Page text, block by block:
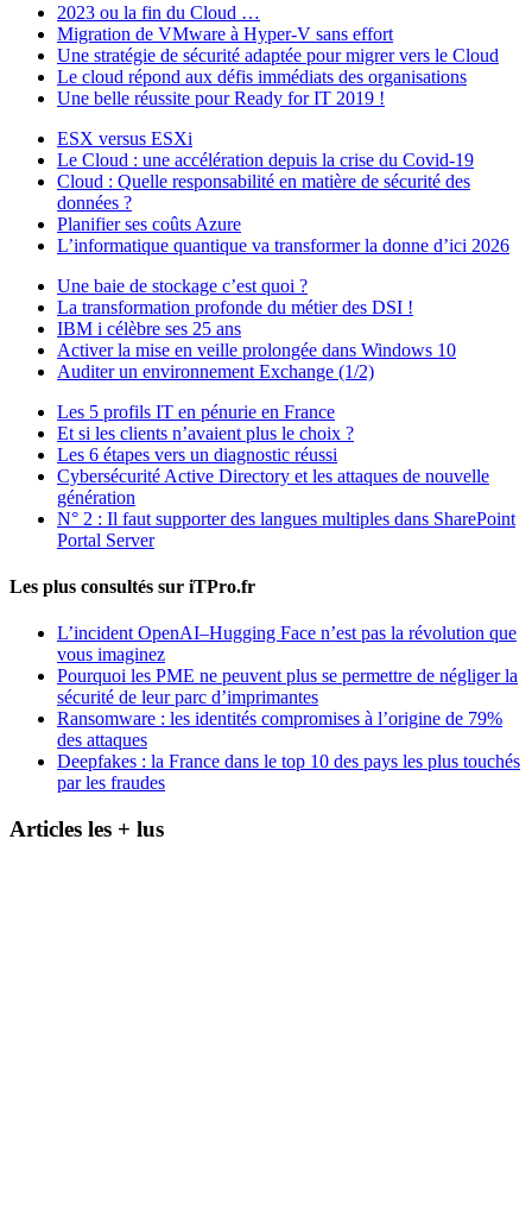
2023 ou la fin du Cloud …
Migration de VMware à Hyper-V sans effort
Une stratégie de sécurité adaptée pour migrer vers le Cloud
Le cloud répond aux défis immédiats des organisations
Une belle réussite pour Ready for IT 2019 !
ESX versus ESXi
Le Cloud : une accélération depuis la crise du Covid-19
Cloud : Quelle responsabilité en matière de sécurité des
données ?
Planifier ses coûts Azure
L’informatique quantique va transformer la donne d’ici 2026
Une baie de stockage c’est quoi ?
La transformation profonde du métier des DSI !
IBM i célèbre ses 25 ans
Activer la mise en veille prolongée dans Windows 10
Auditer un environnement Exchange (1/2)
Les 5 profils IT en pénurie en France
Et si les clients n’avaient plus le choix ?
Les 6 étapes vers un diagnostic réussi
Cybersécurité Active Directory et les attaques de nouvelle
génération
N° 2 : Il faut supporter des langues multiples dans SharePoint
Portal Server
Les plus consultés sur iTPro.fr
L’incident OpenAI–Hugging Face n’est pas la révolution que
vous imaginez
Pourquoi les PME ne peuvent plus se permettre de négliger la
sécurité de leur parc d’imprimantes
Ransomware : les identités compromises à l’origine de 79%
des attaques
Deepfakes : la France dans le top 10 des pays les plus touchés
par les fraudes
Articles les + lus